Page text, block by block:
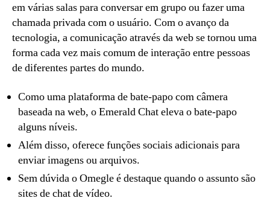
em várias salas para conversar em grupo ou fazer uma
chamada privada com o usuário. Com o avanço da
tecnologia, a comunicação através da web se tornou uma
forma cada vez mais comum de interação entre pessoas
de diferentes partes do mundo.
Como uma plataforma de bate-papo com câmera
baseada na web, o Emerald Chat eleva o bate-papo
alguns níveis.
Além disso, oferece funções sociais adicionais para
enviar imagens ou arquivos.
Sem dúvida o Omegle é destaque quando o assunto são
sites de chat de vídeo.